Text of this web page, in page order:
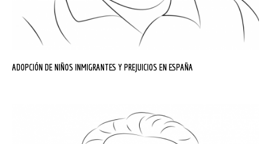
ADOPCIÓN DE NIÑOS INMIGRANTES Y PREJUICIOS EN ESPAÑA